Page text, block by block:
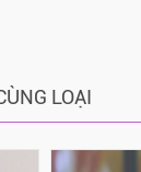
LOẠI